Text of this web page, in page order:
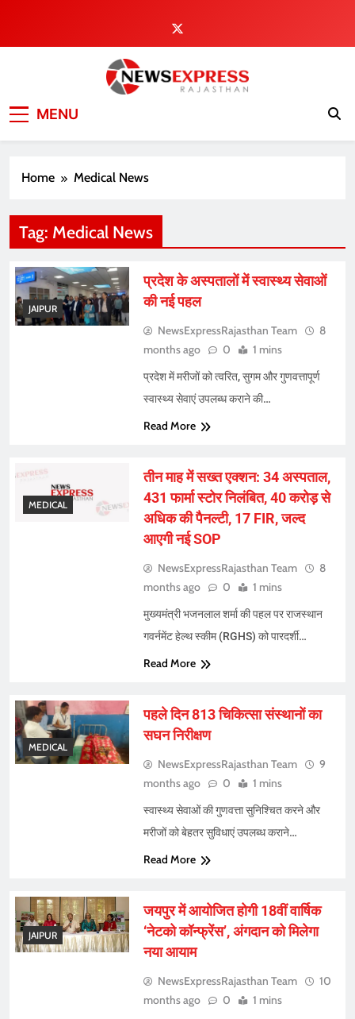
content
MENU
Home Medical News
Tag: Medical News
JAIPUR
प्रदेश के अस्पतालों में स्वास्थ्य सेवाओं
की नई पहल
NewsExpressRajasthan Team
8
months ago
0 1 mins
प्रदेश में मरीजों को त्वरित, सुगम और गुणवत्तापूर्ण
स्वास्थ्य सेवाएं उपलब्ध कराने की…
Read More
MEDICAL
तीन माह में सख्त एक्शन: 34 अस्पताल,
431 फार्मा स्टोर निलंबित, 40 करोड़ से
अधिक की पैनल्टी, 17 FIR, जल्द
आएगी नई SOP
NewsExpressRajasthan Team
8
months ago
0 1 mins
मुख्यमंत्री भजनलाल शर्मा की पहल पर राजस्थान
गवर्नमेंट हेल्थ स्कीम (RGHS) को पारदर्शी…
Read More
MEDICAL
पहले दिन 813 चिकित्सा संस्थानों का
सघन निरीक्षण
NewsExpressRajasthan Team
9
months ago
0 1 mins
स्वास्थ्य सेवाओं की गुणवत्ता सुनिश्चित करने और
मरीजों को बेहतर सुविधाएं उपलब्ध कराने…
Read More
JAIPUR
जयपुर में आयोजित होगी 18वीं वार्षिक
‘नेटको कॉन्फ्रेंस’, अंगदान को मिलेगा
नया आयाम
NewsExpressRajasthan Team
10
months ago
0 1 mins